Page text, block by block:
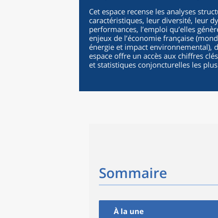
Cet espace recense les analyses
caractéristiques, leur diversité, leur
performances, l’emploi qu’elles
enjeux de l’économie française
énergie et impact environnemental),
espace offre un accès aux chiffres
et statistiques conjoncturelles les
Sommaire
À la une